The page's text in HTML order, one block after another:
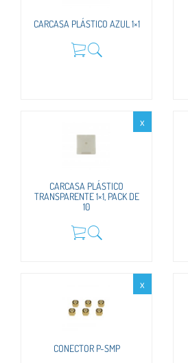
CARCASA PLÁSTICO AZUL 1×1
x
CARCASA PLÁSTICO
TRANSPARENTE 1×1, PACK DE
10
x
CONECTOR P-SMP